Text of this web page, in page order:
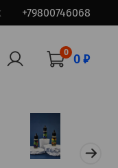
+79800746068
0 0 ₽